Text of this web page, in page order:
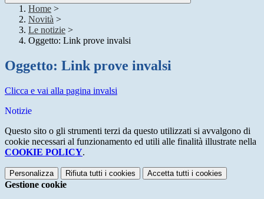
Home >
Novità >
Le notizie >
Oggetto: Link prove invalsi
Oggetto: Link prove invalsi
Clicca e vai alla pagina invalsi
Notizie
Questo sito o gli strumenti terzi da questo utilizzati si avvalgono di
cookie necessari al funzionamento ed utili alle finalità illustrate nella
COOKIE POLICY.
Personalizza Rifiuta tutti i cookies Accetta tutti i cookies
Gestione cookie